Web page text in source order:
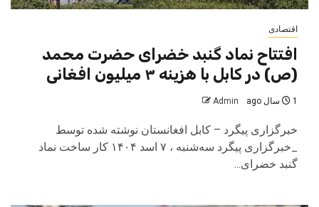
اقتصادی
افتتاح نماد گنبد خضرای حضرت محمد
(ص) در کابل با هزینه ۳ میلیون افغانی
1 سال ago Admin
خبرگزاری پیگرد – کابل افغانستان نوشته شده توسط
_خبرگزاری پیگرد سه‌شنبه ، ۷ اسد ۱۴۰۴ کار ساخت نماد
گنبد خضرای...